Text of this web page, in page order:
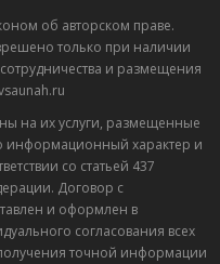
об авторском праве.
только при наличии
и размещения
на их услуги, размещенные
информационный характер и
со статьей 437
Договор с
и оформлен в
согласования всех
точной информации